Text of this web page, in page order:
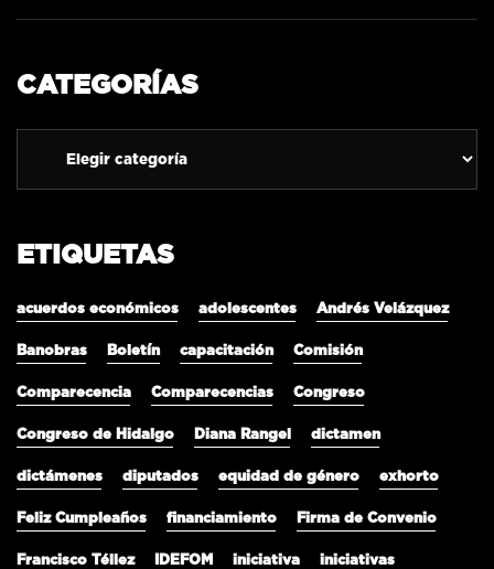
CATEGORÍAS
ETIQUETAS
acuerdos económicos adolescentes Andrés Velázquez
Banobras Boletín capacitación Comisión
Comparecencia Comparecencias Congreso
Congreso de Hidalgo Diana Rangel dictamen
dictámenes diputados equidad de género exhorto
Feliz Cumpleaños financiamiento Firma de Convenio
Francisco Téllez IDEFOM iniciativa iniciativas